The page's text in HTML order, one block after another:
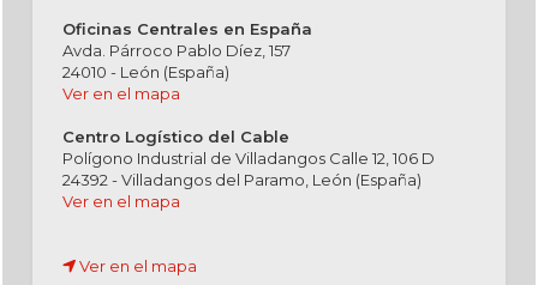
Oficinas Centrales en España
Avda. Párroco Pablo Díez, 157
24010 - León (España)
Ver en el mapa
Centro Logístico del Cable
Polígono Industrial de Villadangos Calle 12, 106 D
24392 - Villadangos del Paramo, León (España)
Ver en el mapa
Ver en el mapa